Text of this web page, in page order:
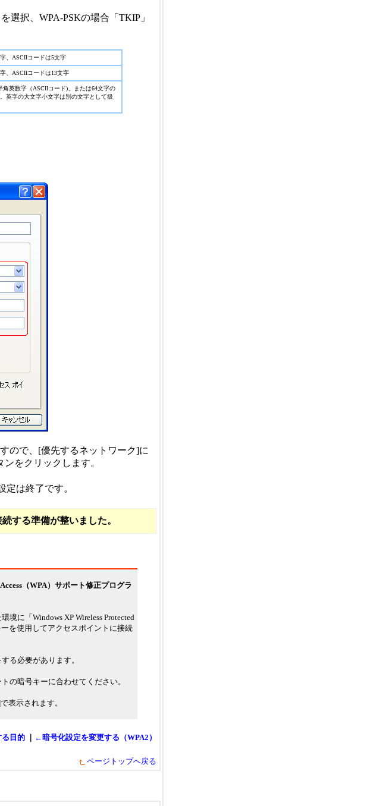
選択、WPA-PSKの場合「TKIP」
、ASCIIコードは5文字
、ASCIIコードは13文字
角英数字（ASCIIコード)、または64文字の
英字の大文字小文字は別の文字として扱
ので、[優先するネットワーク]に
をクリックします。
は終了です。
する準備が整いました。
（WPA）サポート修正プログラ
に「Windows XP Wireless Protected
を使用してアクセスポイントに接続
る必要があります。
の暗号キーに合わせてください。
表示されます。
目的 ←暗号化設定を変更する（WPA2）
ページトップへ戻る